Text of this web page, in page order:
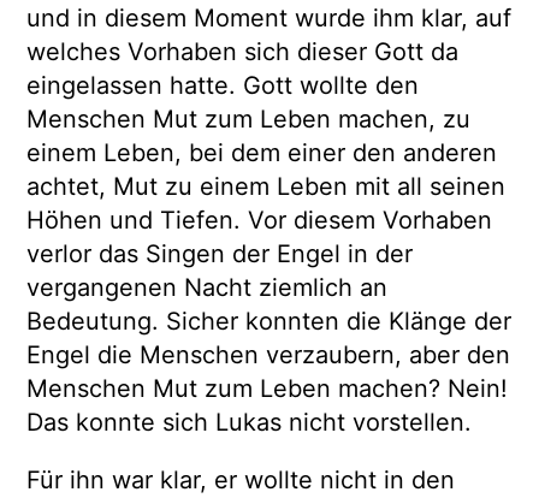
und in diesem Moment wurde ihm klar, auf
welches Vorhaben sich dieser Gott da
eingelassen hatte. Gott wollte den
Menschen Mut zum Leben machen, zu
einem Leben, bei dem einer den anderen
achtet, Mut zu einem Leben mit all seinen
Höhen und Tiefen. Vor diesem Vorhaben
verlor das Singen der Engel in der
vergangenen Nacht ziemlich an
Bedeutung. Sicher konnten die Klänge der
Engel die Menschen verzaubern, aber den
Menschen Mut zum Leben machen? Nein!
Das konnte sich Lukas nicht vorstellen.
Für ihn war klar, er wollte nicht in den